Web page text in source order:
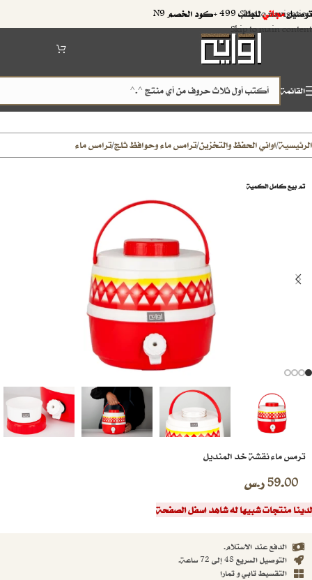
Skip to navigation
Skip to main content
توصيلمجانيللطلب 499 +كود الخصم N9
القائمة
الرئيسية/اواني الحفظ والتخزين/ترامس ماء وحوافظ ثلج/ترامس ماء
تم بيع كامل الكمية
ترمس ماء نقشة خد المنديل
59.00ر.س
لدينا منتجات شبيها له شاهد اسفل الصفحة
الدفع عند الاستلام.
التوصيل السريع 48 إلى 72 ساعة.
التقسيط تابي و تمارا